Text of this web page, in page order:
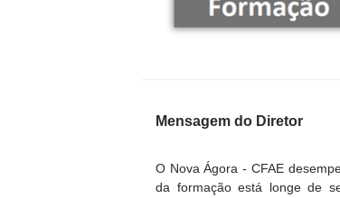
Mensagem do Diretor
O Nova Ágora - CFAE
da formação está longe de